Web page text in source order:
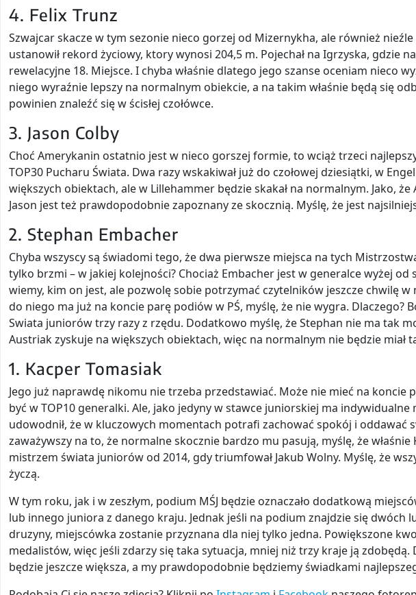
4. Felix Trunz
Szwajcar skacze w tym sezonie nieco gorzej od Mizernykha, ale również
ustanowił rekord życiowy, ktory wynosi 204,5 m. Pojechał na Igrzyska, gdzie
rewelacyjne 18. Miejsce. I chyba właśnie dlatego jego szanse oceniam nieco
niego wyraźnie lepszy na normalnym obiekcie, a na takim właśnie będą się
powinien znaleźć się w ścisłej czołówce.
3. Jason Colby
Choć Amerykanin ostatnio jest w nieco gorszej formie, to wciąż trzeci
TOP30 Pucharu Świata. Dwa razy wskakiwał już do czołowej dziesiątki, w
większych obiektach, ale w Lillehammer będzie skakał na normalnym. Jako,
Jason jest też prawdopodobnie zapoznany ze skocznią. Myślę, że jest
2. Stephan Embacher
Chyba wszyscy są świadomi tego, że dwa pierwsze miejsca na tych
tylko brzmi – w jakiej kolejności? Chociaż Embacher jest w generalce wyżej od
wiemy, kim on jest, ale pozwolę sobie potrzymać czytelników jeszcze chwilę
do niego ma już na koncie parę podiów w PŚ, myślę, że nie wygra. Dlaczego?
Swiata juniorów trzy razy z rzędu. Dodatkowo myślę, że Stephan nie ma tak
Austriak zyskuje na większych obiektach, więc na normalnym nie będzie miał
1. Kacper Tomasiak
Jego już naprawdę nikomu nie trzeba przedstawiać. Może nie mieć na koncie
być w TOP10 generalki. Ale, jako jedyny w stawce juniorskiej ma
udowodnił, że w kluczowych momentach potrafi zachować spokój i oddawać
zaważywszy na to, że normalne skocznie bardzo mu pasują, myślę, że
mistrzem świata juniorów od 2014, gdy triumfował Jakub Wolny. Myślę, że
życzą.
W tym roku, jak i w zeszłym, podium MŚJ będzie oznaczało dodatkową
lub innego juniora z danego kraju. Jednak jeśli na podium znajdzie się dwóch
druzyny, miejscówka zostanie przyznana dla niej tylko jedna. Powiększone
medalistów, więc jeśli zdarzy się taka sytuacja, mniej niż trzy kraje ją
będzie jeszcze większa, a my prawdopodobnie będziemy świadkami